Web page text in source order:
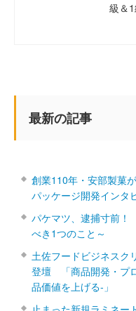
級＆1
最新の記事
創業110年・安部製菓
パッケージ開発インタ
パケマツ、逮捕寸前
べき1つのこと～
土佐フードビジネスク
登壇 「商品開発・プ
品価値を上げる‐」